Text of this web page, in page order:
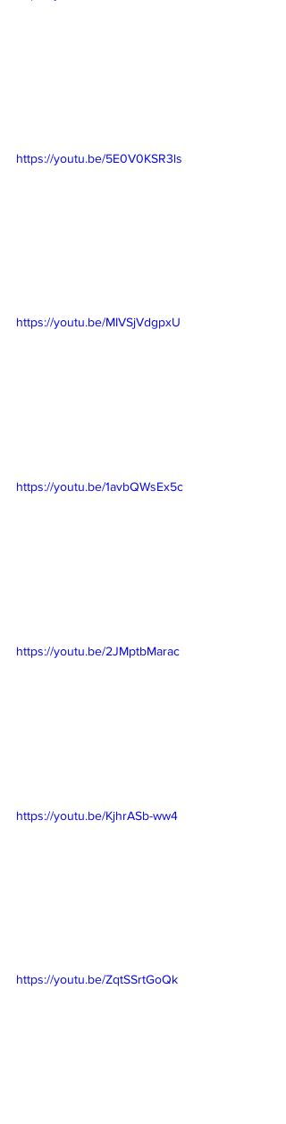
https://youtu.be/5E0V0KSR3ls
https://youtu.be/MIVSjVdgpxU
https://youtu.be/1avbQWsEx5c
https://youtu.be/2JMptbMarac
https://youtu.be/KjhrASb-ww4
https://youtu.be/ZqtSSrtGoQk